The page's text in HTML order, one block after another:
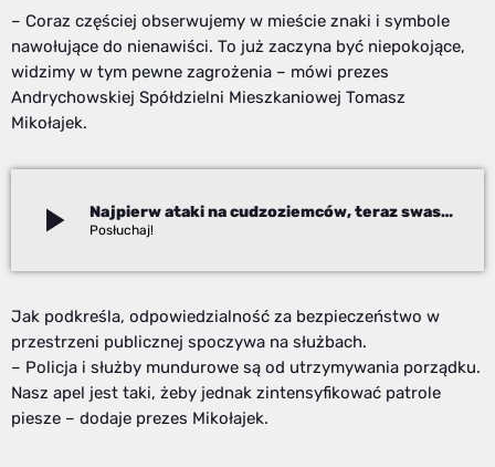
– Coraz częściej obserwujemy w mieście znaki i symbole
nawołujące do nienawiści. To już zaczyna być niepokojące,
widzimy w tym pewne zagrożenia – mówi prezes
Andrychowskiej Spółdzielni Mieszkaniowej Tomasz
Mikołajek.
play_arrow Najpierw ataki na cudzoziemców, teraz swastyki. „To już zaczyna być niepokojące”
Jak podkreśla, odpowiedzialność za bezpieczeństwo w
przestrzeni publicznej spoczywa na służbach.
– Policja i służby mundurowe są od utrzymywania porządku.
Nasz apel jest taki, żeby jednak zintensyfikować patrole
piesze – dodaje prezes Mikołajek.